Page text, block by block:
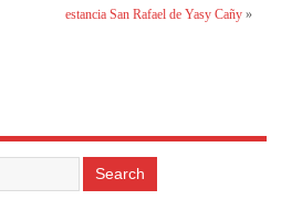
estancia San Rafael de Yasy Cañy»